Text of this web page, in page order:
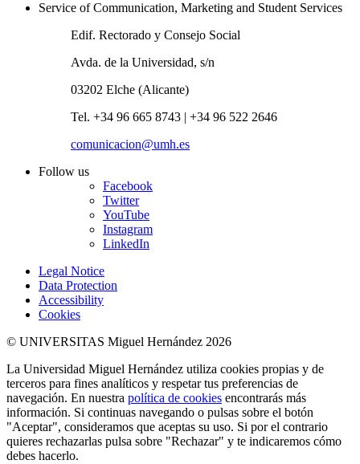
Service of Communication, Marketing and Student Services
Edif. Rectorado y Consejo Social
Avda. de la Universidad, s/n
03202 Elche (Alicante)
Tel. +34 96 665 8743 | +34 96 522 2646
comunicacion@umh.es
Follow us
Facebook
Twitter
YouTube
Instagram
LinkedIn
Legal Notice
Data Protection
Accessibility
Cookies
© UNIVERSITAS Miguel Hernández 2026
La Universidad Miguel Hernández utiliza cookies propias y de
terceros para fines analíticos y respetar tus preferencias de
navegación. En nuestra política de cookies encontrarás más
información. Si continuas navegando o pulsas sobre el botón
"Aceptar", consideramos que aceptas su uso. Si por el contrario
quieres rechazarlas pulsa sobre "Rechazar" y te indicaremos cómo
debes hacerlo.